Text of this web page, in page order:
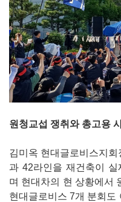
원청교섭 쟁취와 총고용
김미옥 현대글로비스지
과 42라인을 재건축이
며 현대차의 현 상황에서
현대글로비스 7개 분회도